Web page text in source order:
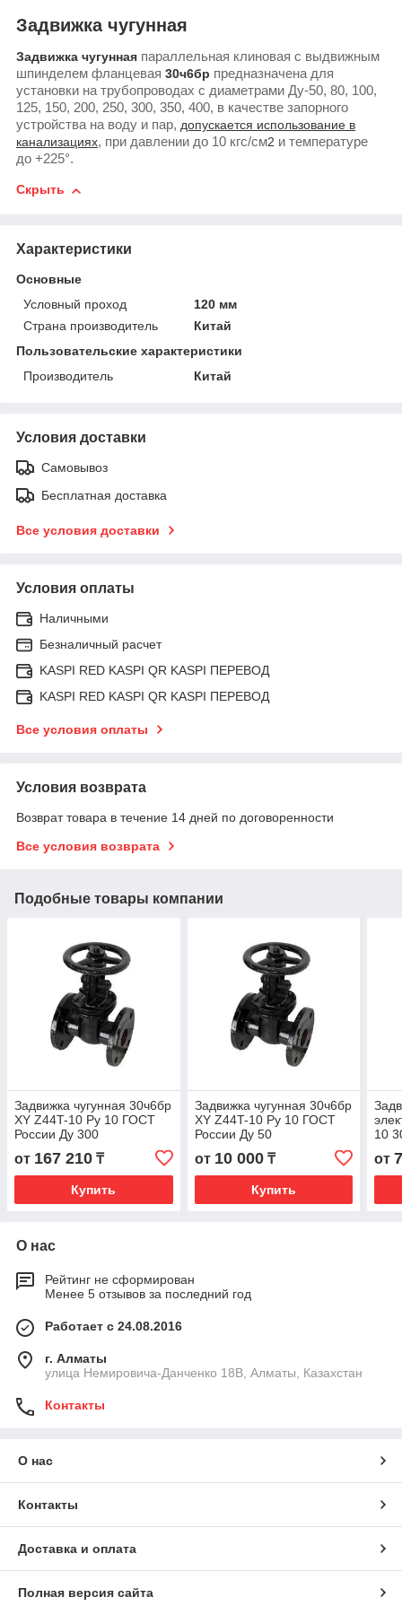
Задвижка чугунная
Задвижка чугунная параллельная клиновая с выдвижным
шпинделем фланцевая 30ч6бр предназначена для
установки на трубопроводах с диаметрами Ду-50, 80, 100,
125, 150, 200, 250, 300, 350, 400, в качестве запорного
устройства на воду и пар, допускается использование в
канализациях, при давлении до 10 кгс/см2 и температуре
до +225°.
Скрыть
Характеристики
Основные
Условный проход
120 мм
Страна производитель
Китай
Пользовательские характеристики
Производитель
Китай
Условия доставки
Самовывоз
Бесплатная доставка
Все условия доставки
Условия оплаты
Наличными
Безналичный расчет
KASPI RED KASPI QR KASPI ПЕРЕВОД
KASPI RED KASPI QR KASPI ПЕРЕВОД
Все условия оплаты
Условия возврата
Возврат товара в течение 14 дней по договоренности
Все условия возврата
Подобные товары компании
Задвижка чугунная 30ч6бр
ХY Z44T-10 Ру 10 ГОСТ
России Ду 300
от 167 210 ₸
Купить
Задвижка чугунная 30ч6бр
ХY Z44T-10 Ру 10 ГОСТ
России Ду 50
от 10 000₸
Купить
10
от
О нас
Рейтинг не сформирован
Менее 5 отзывов за последний год
Работает с 24.08.2016
г. Алматы
улица Немировича-Данченко 18В, Алматы, Казахстан
Контакты
О нас
Контакты
Доставка и оплата
Полная версия сайта